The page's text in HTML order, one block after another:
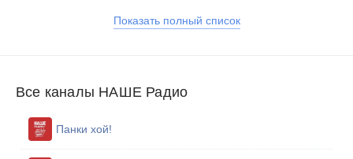
Показать полный список
Все каналы НАШЕ Радио
Панки хой!